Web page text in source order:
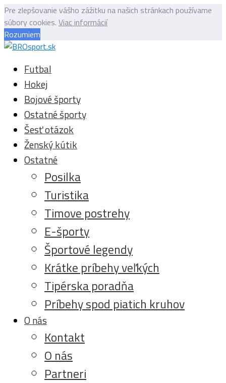
Pre zlepšovanie vášho zážitku na našich stránkach používame
súbory cookies. Viac informácií
Rozumiem
Futbal
Hokej
Bojové športy
Ostatné športy
Šesť otázok
Ženský kútik
Ostatné
Posilka
Turistika
Timove postrehy
E-športy
Športové legendy
Krátke príbehy veľkých
Tipérska poradňa
Príbehy spod piatich kruhov
O nás
Kontakt
O nás
Partneri